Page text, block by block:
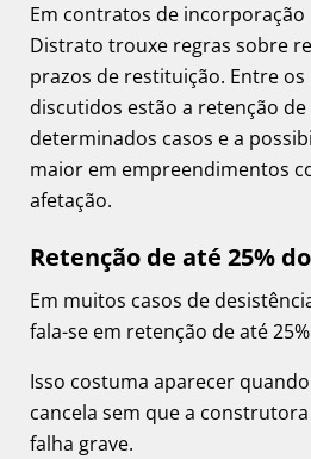
Em contratos de incorporação
Distrato trouxe regras sobre
prazos de restituição. Entre
discutidos estão a retenção de
determinados casos e a
maior em empreendimentos
afetação.
Retenção de até 25%
Em muitos casos de
fala-se em retenção de até
Isso costuma aparecer
cancela sem que a
falha grave.